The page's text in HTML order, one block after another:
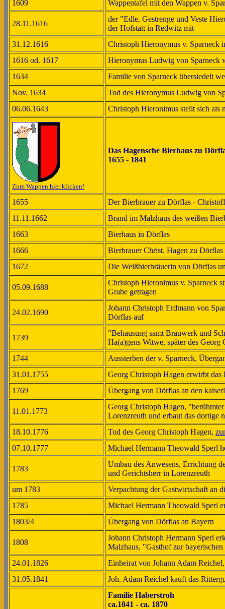
1609
Wappentafel mit den Wappen v.
28.11.1616
der "Edle, Gestrenge und Veste
der Hofstatt in Redwitz mit
31.12.1616
Christoph Hieronymus v. Sparneck
1616 od. 1617
Hieronymus Ludwig von Sparneck
1634
Familie von Sparneck übersiedelt
Nov. 1634
Tod des Hieronymus Ludwig von
06.06.1643
Christoph Hieronimus stellt sich als
Zum Wappen hier klicken!
Das Hagensche Bierhaus zu
1655 - 1841
1655
Der Bierbrauer zu Dörflas -
11.11.1662
Brand im Malzhaus des weißen
1663
Bierhaus in Dörflas
1666
Bierbrauer Christ. Hagen zu Dörflas
1672
Die Weißbierbräuerin von Dörflas
05.09.1688
Christoph Hieronimus v. Sparneck
Grabe getragen
24.02.1690
Johann Christoph Erdmann von
Dörflas auf
1739
"Behausung samt Brauwerk und
Ha(a)gens Witwe, später des Georg
1744
Aussterben der v. Sparneck,
31.01.1755
Georg Christoph Hagen erwirbt
1769
Übergang von Dörflas an den
11.01.1773
Georg Christoph Hagen,
Lorenzreuth und erbaut das dortige
18.10.1776
Tod des Georg Christoph Hagen,
07.10.1777
Michael Hermann Theowald Sperl
1783
Umbau des Anwesens, Errichtung
und Gerichtsherr in Lorenzreuth
um 1783
Verpachtung der Gastwirtschaft an
1785
Michael Hermann Theowald Sperl
1803/4
Übergang von Dörflas an Bayern
1808
Johann Christoph Hermann Sperl
Malzhaus, "Gasthof zur
24.01.1826
Einheirat von Johann Adam
31.05.1841
Joh. Adam Reichel kauft das
Familie Haberstroh
ca.1841 - ca. 1870